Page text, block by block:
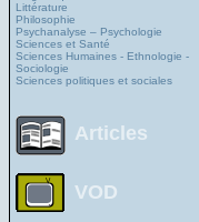
Littérature
Philosophie
Psychanalyse – Psychologie
Sciences et Santé
Sciences Humaines - Ethnologie -
Sociologie
Sciences politiques et sociales
Articles
VOD